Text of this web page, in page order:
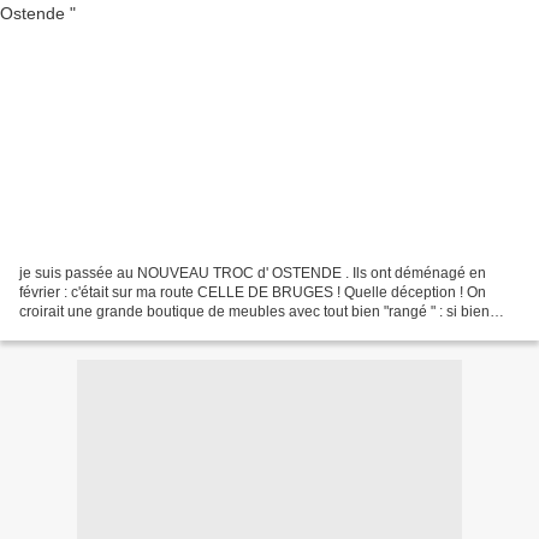
je suis passée au NOUVEAU TROC d' OSTENDE . Ils ont déménagé en
février : c'était sur ma route CELLE DE BRUGES ! Quelle déception ! On
croirait une grande boutique de meubles avec tout bien "rangé " : si bien